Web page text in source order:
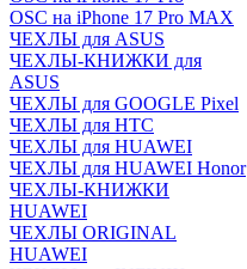
OSC на iPhone 17 Pro MAX
ЧЕХЛЫ для ASUS
ЧЕХЛЫ-КНИЖКИ для
ASUS
ЧЕХЛЫ для GOOGLE Pixel
ЧЕХЛЫ для HTC
ЧЕХЛЫ для HUAWEI
ЧЕХЛЫ для HUAWEI Honor
ЧЕХЛЫ-КНИЖКИ
HUAWEI
ЧЕХЛЫ ORIGINAL
HUAWEI